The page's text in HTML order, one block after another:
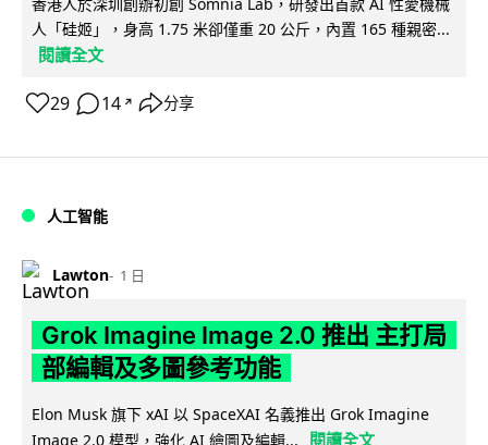
人「硅姬」，身高 1.75 米卻僅重 20 公斤，內置 165 種親密...
閱讀全文
29 14 ↗ 分享
人工智能
Lawton 1 日
Grok Imagine Image 2.0 推出 主打局
部編輯及多圖參考功能
Elon Musk 旗下 xAI 以 SpaceXAI 名義推出 Grok Imagine
Image 2.0 模型，強化 AI 繪圖及編輯...
閱讀全文